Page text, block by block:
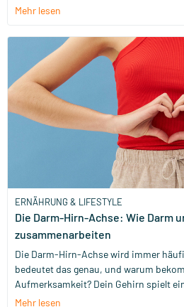
Menschen, die Sport treiben, fragen
für alle wichtig, die Sport machen,
Fälle, in denen Supplemente sinnvoll
entscheidest, Sporternährung zu
beste Produkt für dich aus?
Mehr lesen
ERNÄHRUNG & LIFESTYLE
Die Darm-Hirn-Achse: Wie Darm
zusammenarbeiten
Die Darm-Hirn-Achse wird immer
bedeutet das genau, und warum
Aufmerksamkeit? Dein Gehirn spielt
was du denkst und fühlst, während
Mehr lesen